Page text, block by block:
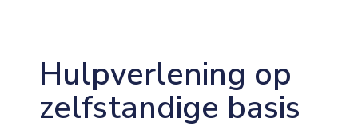
Hulpverlening op
zelfstandige basis